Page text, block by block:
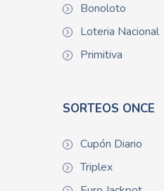
Bonoloto
Loteria Nacional
Primitiva
SORTEOS ONCE
Cupón Diario
Triplex